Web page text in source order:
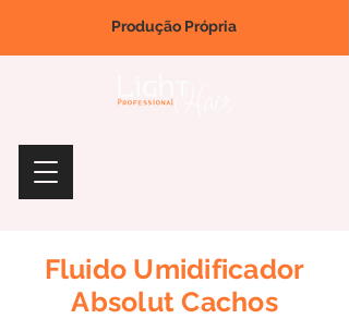
Produção Própria
Fluido Umidificador
Absolut Cachos